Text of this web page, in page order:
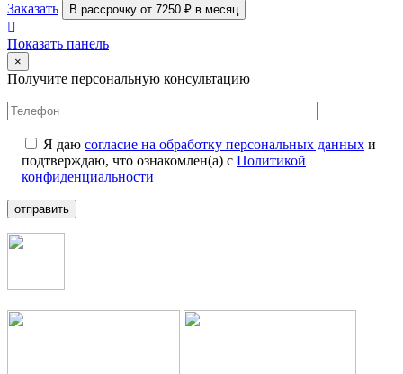
Заказать
В рассрочку от 7250 ₽ в месяц
Показать панель
×
Получите персональную консультацию
Я даю согласие на обработку персональных данных и
подтверждаю, что ознакомлен(а) с Политикой
конфиденциальности
отправить